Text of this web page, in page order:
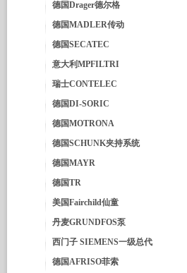
德国Drager德尔格
德国MADLER传动
德国SECATEC
意大利MPFILTRI
瑞士CONTELEC
德国DI-SORIC
德国MOTRONA
德国SCHUNK夹持系统
德国MAYR
德国TR
美国Fairchild仙童
丹麦GRUNDFOS泵
西门子 SIEMENS一级总代
德国AFRISO菲索